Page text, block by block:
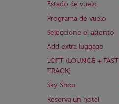
Estado de vuelo
Programa de vuelo
Seleccione el asiento
Add extra luggage
LOFT (LOUNGE + FAST
TRACK)
Sky Shop
Reserva un hotel